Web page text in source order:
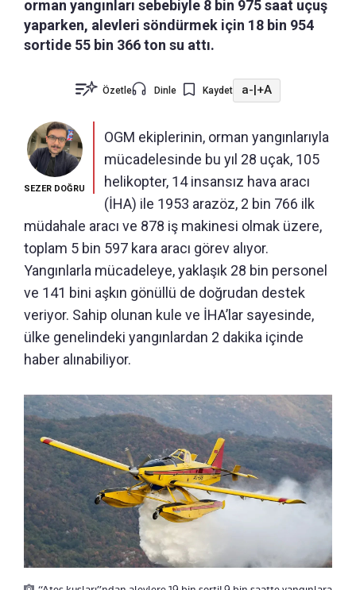
orman yangınları sebebiyle 8 bin 975 saat uçuş
yaparken, alevleri söndürmek için 18 bin 954
sortide 55 bin 366 ton su attı.
Özetle Dinle Kaydet a- +A
SEZER DOĞRU
OGM ekiplerinin, orman yangınlarıyla
mücadelesinde bu yıl 28 uçak, 105
helikopter, 14 insansız hava aracı
(İHA) ile 1953 arazöz, 2 bin 766 ilk
müdahale aracı ve 878 iş makinesi olmak üzere,
toplam 5 bin 597 kara aracı görev alıyor.
Yangınlarla mücadeleye, yaklaşık 28 bin personel
ve 141 bini aşkın gönüllü de doğrudan destek
veriyor. Sahip olunan kule ve İHA’lar sayesinde,
ülke genelindeki yangınlardan 2 dakika içinde
haber alınabiliyor.